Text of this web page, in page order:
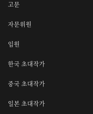
고문
자문위원
임원
한국 초대작가
중국 초대작가
일본 초대작가